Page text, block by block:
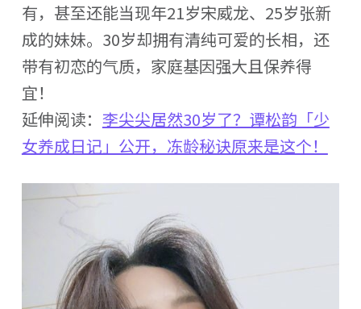
有，甚至还能当现年21岁宋威龙、25岁张新
成的妹妹。30岁却拥有清纯可爱的长相，还
带有初恋的气质，家庭基因强大且保养得
宜！
延伸阅读： 李尖尖居然30岁了？谭松韵「少
女养成日记」公开，冻龄秘诀原来是这个！